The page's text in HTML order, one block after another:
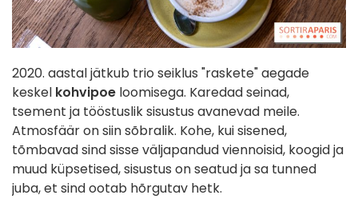
2020. aastal jätkub trio seiklus "raskete" aegade
keskel kohvipoe loomisega. Karedad seinad,
tsement ja tööstuslik sisustus avanevad meile.
Atmosfäär on siin sõbralik. Kohe, kui sisened,
tõmbavad sind sisse väljapandud viennoisid, koogid ja
muud küpsetised, sisustus on seatud ja sa tunned
juba, et sind ootab hõrgutav hetk.